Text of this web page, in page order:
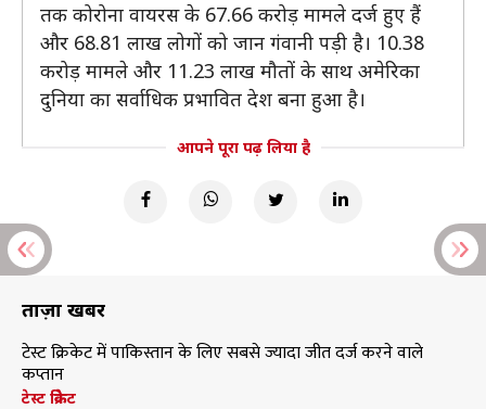
तक कोरोना वायरस के 67.66 करोड़ मामले दर्ज हुए हैं
और 68.81 लाख लोगों को जान गंवानी पड़ी है। 10.38
करोड़ मामले और 11.23 लाख मौतों के साथ अमेरिका
दुनिया का सर्वाधिक प्रभावित देश बना हुआ है।
आपने पूरा पढ़ लिया है
ताज़ा खबरें
टेस्ट क्रिकेट में पाकिस्तान के लिए सबसे ज्यादा जीत दर्ज करने वाले
कप्तान
टेस्ट क्रिकेट